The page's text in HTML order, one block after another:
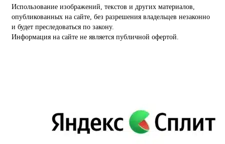
Использование изображений, текстов и других материалов,
опубликованных на сайте, без разрешения владельцев незаконно
и будет преследоваться по закону.
Информация на сайте не является публичной офертой.